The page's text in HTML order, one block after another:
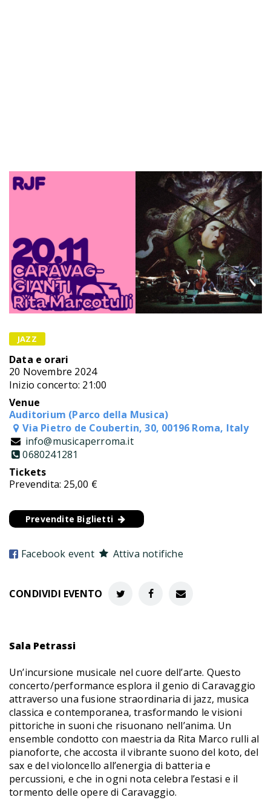
JAZZ
Data e orari
20 Novembre 2024
Inizio concerto: 21:00
Venue
Auditorium (Parco della Musica)
Via Pietro de Coubertin, 30, 00196 Roma, Italy
info@musicaperroma.it
0680241281
Tickets
Prevendita: 25,00 €
Prevendite Biglietti
Facebook event Attiva notifiche
CONDIVIDI EVENTO
Sala Petrassi
Un’incursione musicale nel cuore dell’arte. Questo
concerto/performance esplora il genio di Caravaggio
attraverso una fusione straordinaria di jazz, musica
classica e contemporanea, trasformando le visioni
pittoriche in suoni che risuonano nell’anima. Un
ensemble condotto con maestria da Rita Marco rulli al
pianoforte, che accosta il vibrante suono del koto, del
sax e del violoncello all’energia di batteria e
percussioni, e che in ogni nota celebra l’estasi e il
tormento delle opere di Caravaggio.